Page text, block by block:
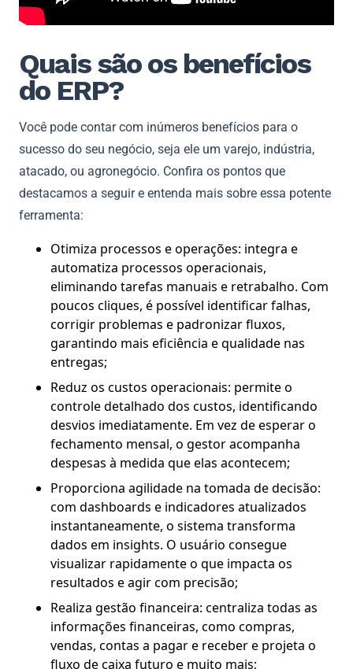
Quais são os benefícios
do ERP?
Você pode contar com inúmeros benefícios para o
sucesso do seu negócio, seja ele um varejo, indústria,
atacado, ou agronegócio. Confira os pontos que
destacamos a seguir e entenda mais sobre essa potente
ferramenta:
Otimiza processos e operações: integra e
automatiza processos operacionais,
eliminando tarefas manuais e retrabalho. Com
poucos cliques, é possível identificar falhas,
corrigir problemas e padronizar fluxos,
garantindo mais eficiência e qualidade nas
entregas;
Reduz os custos operacionais: permite o
controle detalhado dos custos, identificando
desvios imediatamente. Em vez de esperar o
fechamento mensal, o gestor acompanha
despesas à medida que elas acontecem;
Proporciona agilidade na tomada de decisão:
com dashboards e indicadores atualizados
instantaneamente, o sistema transforma
dados em insights. O usuário consegue
visualizar rapidamente o que impacta os
resultados e agir com precisão;
Realiza gestão financeira: centraliza todas as
informações financeiras, como compras,
vendas, contas a pagar e receber e projeta o
fluxo de caixa futuro e muito mais;